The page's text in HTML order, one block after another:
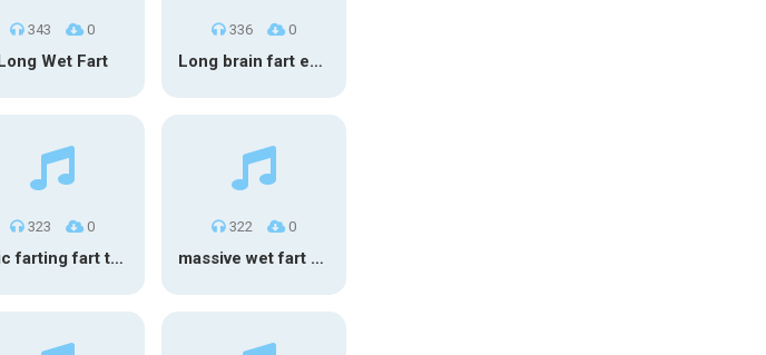
343 0
Wet Fart
336 0
Long brain fart earrape
323 0
epic farting fart teim
322 0
massive wet fart meme